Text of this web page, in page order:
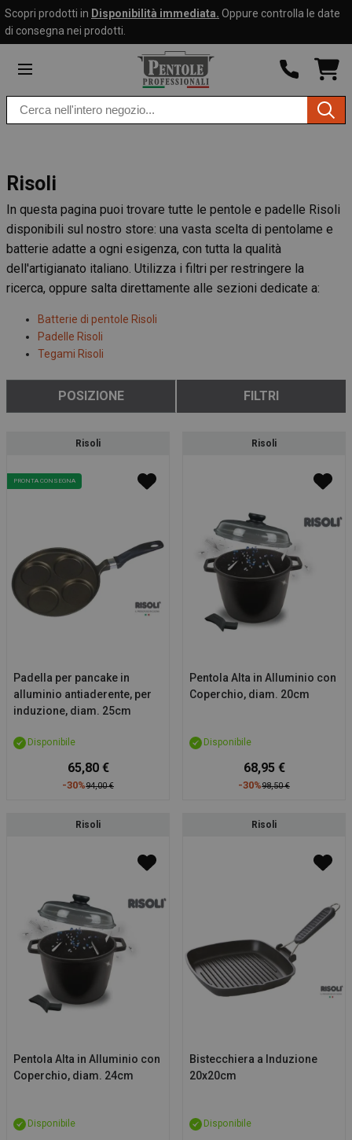
Skip to
content
Scopri prodotti in Disponibilità immediata. Oppure controlla le date
di consegna nei prodotti.
0
Search
products
Risoli
In questa pagina puoi trovare tutte le pentole e padelle Risoli
disponibili sul nostro store: una vasta scelta di pentolame e
batterie adatte a ogni esigenza, con tutta la qualità
dell'artigianato italiano. Utilizza i filtri per restringere la
ricerca, oppure salta direttamente alle sezioni dedicate a:
Batterie di pentole Risoli
Padelle Risoli
Tegami Risoli
POSIZIONE
Go to
filters
PRONTA CONSEGNA
Risoli
Padella per pancake in
alluminio antiaderente, per
induzione, diam. 25cm
Disponibile
65,80 €
94,00 €
-30%
Risoli
Pentola Alta in Alluminio con
Coperchio, diam. 20cm
Disponibile
68,95 €
98,50 €
-30%
Risoli
Pentola Alta in Alluminio con
Coperchio, diam. 24cm
Disponibile
Risoli
Bistecchiera a Induzione
20x20cm
Disponibile
FILTRI